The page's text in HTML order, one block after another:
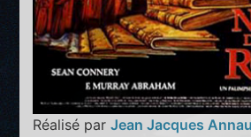
Réalisé parJean Jacques